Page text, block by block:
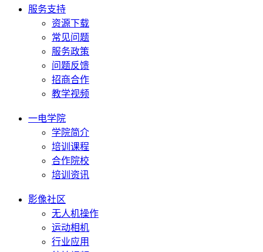
服务支持
资源下载
常见问题
服务政策
问题反馈
招商合作
教学视频
一电学院
学院简介
培训课程
合作院校
培训资讯
影像社区
无人机操作
运动相机
行业应用